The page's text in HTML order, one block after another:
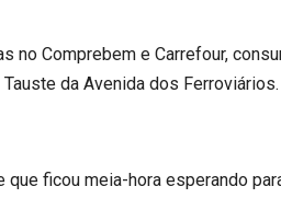
no Comprebem e Carrefour,
da Avenida dos Ferroviários.
que ficou meia-hora esperando